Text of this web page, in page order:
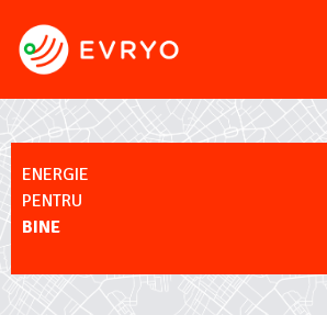
ENERGIE
PENTRU
BINE